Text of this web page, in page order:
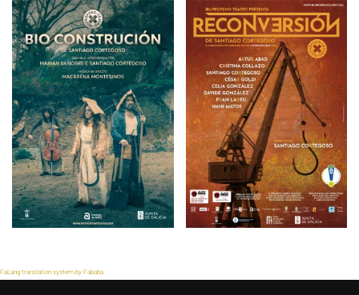
FaLang translation system by Faboba